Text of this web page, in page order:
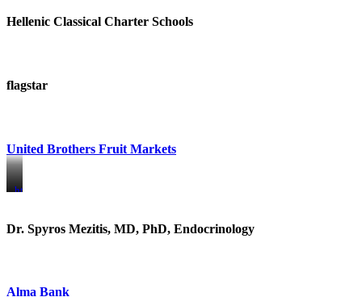
Hellenic Classical Charter Schools
flagstar
United Brothers Fruit Markets
https://www.unitedbrothersfruitmarkets.com/
https://www.unitedbrothersfruitmarkets.com/
Dr. Spyros Mezitis, MD, PhD, Endocrinology
Alma Bank